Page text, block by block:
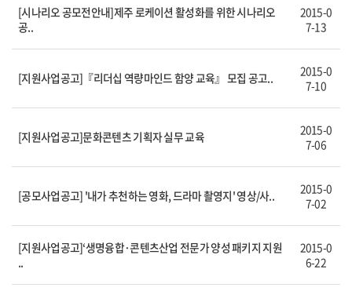
[시나리오 공모전안내]제주 로케이션 활성화를 위한 시나리오
공..
2015-0
7-13
[지원사업공고]『리더십 역량마인드 함양 교육』 모집 공고..
2015-0
7-10
[지원사업공고]문화콘텐츠 기획자 실무 교육
2015-0
7-06
[공모사업공고] '내가 추천하는 영화, 드라마 촬영지' 영상/사..
2015-0
7-02
[지원사업공고]‘생명융합·콘텐츠산업 전문가 양성 패키지 지원
..
2015-0
6-22